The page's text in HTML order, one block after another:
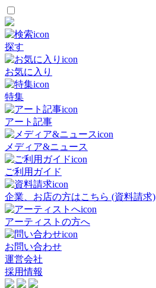
探す
お気に入り
特集
アート記事
メディア&ニュース
ご利用ガイド
企業、お店の方はこちら (資料請求)
アーティストの方へ
お問い合わせ
運営会社
採用情報